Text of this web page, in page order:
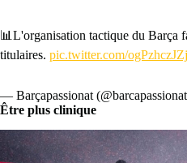
📊L'organisation tactique du Barça
titulaires. pic.twitter.com/ogPzhczJZj
— Barçapassionat
Être plus clinique